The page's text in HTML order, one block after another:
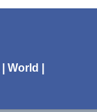
| World |